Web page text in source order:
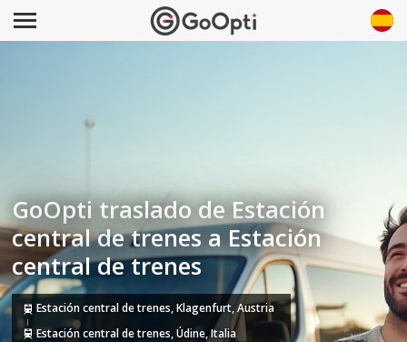
GoOpti traslado de Estación
central de trenes a Estación
central de trenes
Estación central de trenes, Klagenfurt, Austria
Estación central de trenes, Údine, Italia